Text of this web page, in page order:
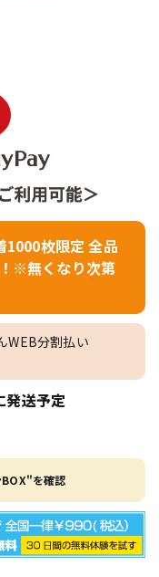
1000枚限定 全品
※無くなり次第
WEB分割払い
発送予定
を確認